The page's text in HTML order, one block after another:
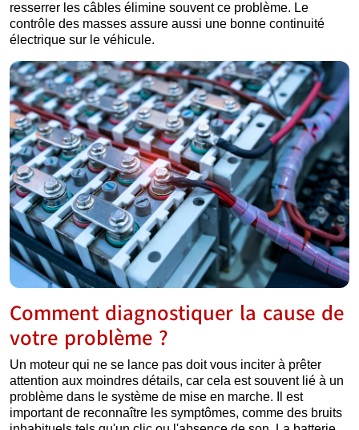
resserrer les câbles élimine souvent ce problème. Le
contrôle des masses assure aussi une bonne continuité
électrique sur le véhicule.
Comment diagnostiquer la cause de
votre problème ?
Un moteur qui ne se lance pas doit vous inciter à prêter
attention aux moindres détails, car cela est souvent lié à un
problème dans le système de mise en marche. Il est
important de reconnaître les symptômes, comme des bruits